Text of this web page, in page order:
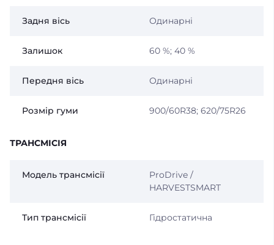
Задня вісь Одинарні
Залишок 60 %; 40 %
Передня вісь Одинарні
Розмір гуми 900/60R38; 620/75R26
ТРАНСМІСІЯ
Модель трансмісії
ProDrive /
HARVESTSMART
Тип трансмісії Гідростатична